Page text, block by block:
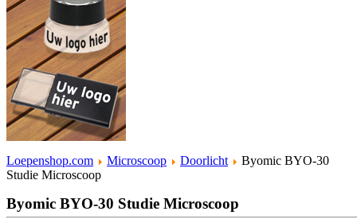
Loepenshop.com Microscoop Doorlicht
Byomic BYO-30
Studie Microscoop
Byomic BYO-30 Studie Microscoop